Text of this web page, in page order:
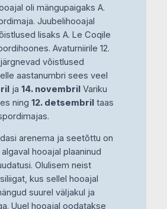
oli mängupaigaks A.
Juubelihooajal
lisaks A. Le Coqile
Avaturniirile 12.
võistlused
aastanumbri sees veel
ja 14. novembrilVariku
ning 12. detsembriltaas
arenema ja seetõttu on
hooajal plaaninud
Olulisem neist
kus sellel hooajal
suurel väljakul ja
Uuel hooajal oodatakse